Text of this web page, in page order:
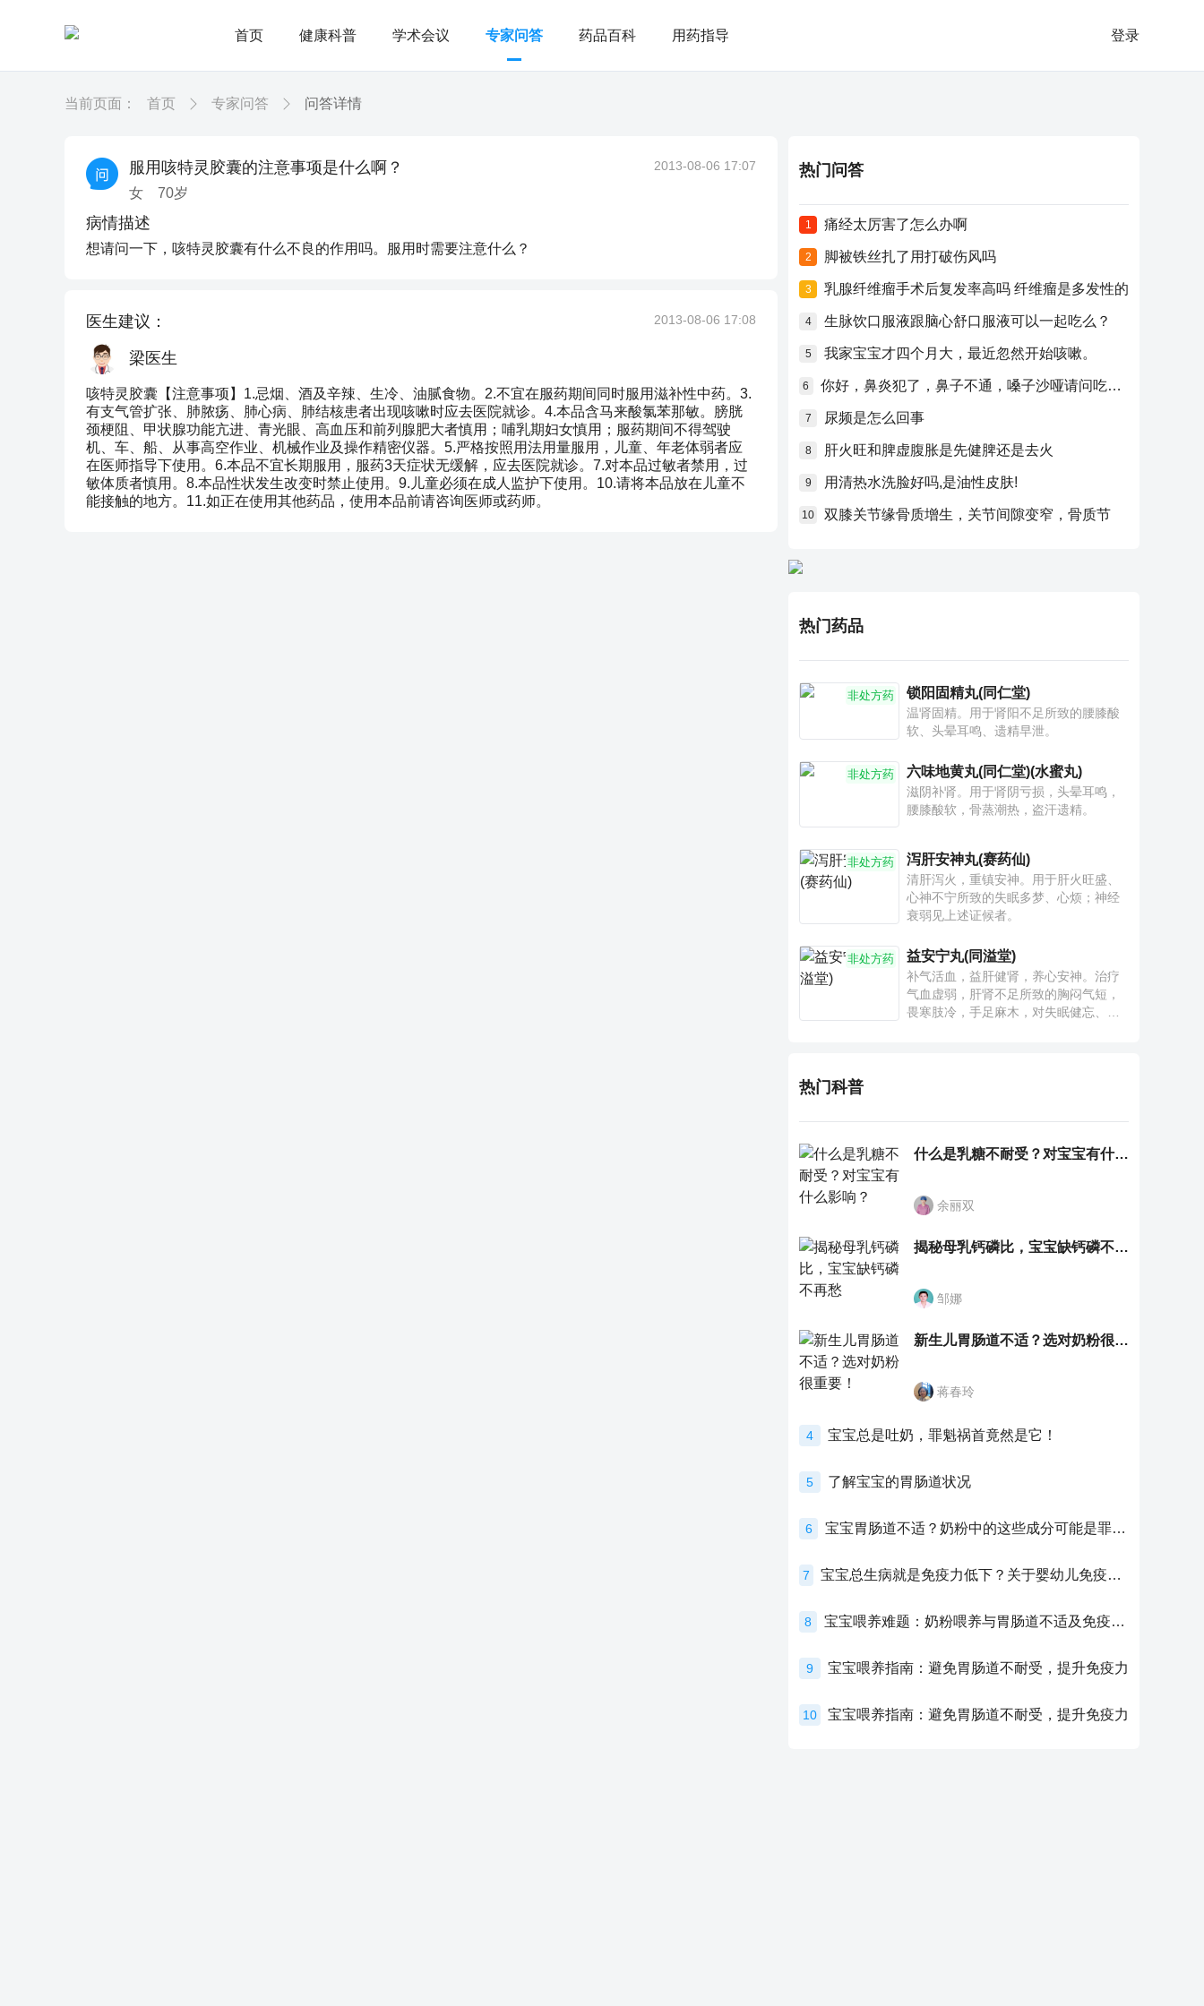
首页 健康科普 学术会议 专家问答 药品百科 用药指导 登录
当前页面： 首页 专家问答 问答详情
服用咳特灵胶囊的注意事项是什么啊？
女 70岁
2013-08-06 17:07
病情描述
想请问一下，咳特灵胶囊有什么不良的作用吗。服用时需要注意什么？
医生建议： 2013-08-06 17:08
梁医生
咳特灵胶囊【注意事项】1.忌烟、酒及辛辣、生冷、油腻食物。2.不宜在服药期间同时服用滋补性中药。3.
有支气管扩张、肺脓疡、肺心病、肺结核患者出现咳嗽时应去医院就诊。4.本品含马来酸氯苯那敏。膀胱
颈梗阻、甲状腺功能亢进、青光眼、高血压和前列腺肥大者慎用；哺乳期妇女慎用；服药期间不得驾驶
机、车、船、从事高空作业、机械作业及操作精密仪器。5.严格按照用法用量服用，儿童、年老体弱者应
在医师指导下使用。6.本品不宜长期服用，服药3天症状无缓解，应去医院就诊。7.对本品过敏者禁用，过
敏体质者慎用。8.本品性状发生改变时禁止使用。9.儿童必须在成人监护下使用。10.请将本品放在儿童不
能接触的地方。11.如正在使用其他药品，使用本品前请咨询医师或药师。
热门问答
1 痛经太厉害了怎么办啊
2 脚被铁丝扎了用打破伤风吗
3 乳腺纤维瘤手术后复发率高吗 纤维瘤是多发性的
4 生脉饮口服液跟脑心舒口服液可以一起吃么？
5 我家宝宝才四个月大，最近忽然开始咳嗽。
6 你好，鼻炎犯了，鼻子不通，嗓子沙哑请问吃什么药比较好？
7 尿频是怎么回事
8 肝火旺和脾虚腹胀是先健脾还是去火
9 用清热水洗脸好吗,是油性皮肤!
10 双膝关节缘骨质增生，关节间隙变窄，骨质节
热门药品
非处方药 锁阳固精丸(同仁堂)
温肾固精。用于肾阳不足所致的腰膝酸
软、头晕耳鸣、遗精早泄。
非处方药 六味地黄丸(同仁堂)(水蜜丸)
滋阴补肾。用于肾阴亏损，头晕耳鸣，
腰膝酸软，骨蒸潮热，盗汗遗精。
非处方药 泻肝安神丸(赛药仙)
清肝泻火，重镇安神。用于肝火旺盛、
心神不宁所致的失眠多梦、心烦；神经
衰弱见上述证候者。
非处方药 益安宁丸(同溢堂)
补气活血，益肝健肾，养心安神。治疗
气血虚弱，肝肾不足所致的胸闷气短，
畏寒肢冷，手足麻木，对失眠健忘、神
热门科普
什么是乳糖不耐受？对宝宝有什么影响？
余丽双
揭秘母乳钙磷比，宝宝缺钙磷不再愁
邹娜
新生儿胃肠道不适？选对奶粉很重要！
蒋春玲
4 宝宝总是吐奶，罪魁祸首竟然是它！
5 了解宝宝的胃肠道状况
6 宝宝胃肠道不适？奶粉中的这些成分可能是罪魁祸首！
7 宝宝总生病就是免疫力低下？关于婴幼儿免疫力的真相，家长必须了解！
8 宝宝喂养难题：奶粉喂养与胃肠道不适及免疫力提升的奥秘
9 宝宝喂养指南：避免胃肠道不耐受，提升免疫力
10 宝宝喂养指南：避免胃肠道不耐受，提升免疫力